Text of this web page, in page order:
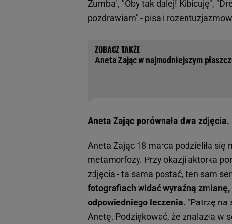
Zumba", "Oby tak dalej! Kibicuję",
pozdrawiam" - pisali
Aneta Zając w najmodniejszym
Aneta Zając porównała dwa
Aneta Zając 18 marca podzieliła
metamorfozy. Przy okazji aktorka
zdjęcia - ta sama postać, ten sam
fotografiach widać wyraźną
odpowiedniego leczenia. "Patrzę na
Anetę. Podziękować, że znalazła w